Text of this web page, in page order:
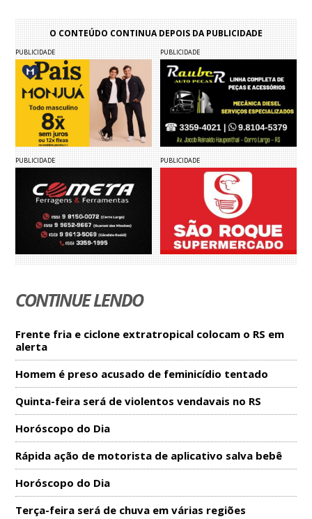
O CONTEÚDO CONTINUA DEPOIS DA PUBLICIDADE
PUBLICIDADE PUBLICIDADE
PUBLICIDADE PUBLICIDADE
CONTINUE LENDO
Frente fria e ciclone extratropical colocam o RS em
alerta
Homem é preso acusado de feminicídio tentado
Quinta-feira será de violentos vendavais no RS
Horóscopo do Dia
Rápida ação de motorista de aplicativo salva bebê
Horóscopo do Dia
Terça-feira será de chuva em várias regiões